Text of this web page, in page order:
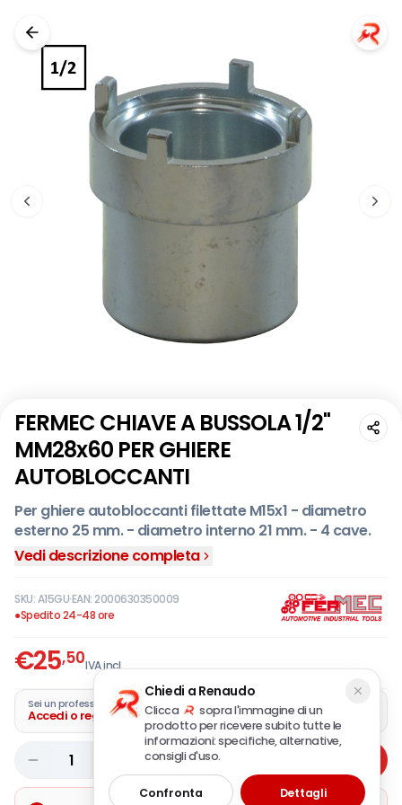
FERMEC CHIAVE A BUSSOLA 1/2"
MM28x60 PER GHIERE
AUTOBLOCCANTI
Per ghiere autobloccanti filettate M15x1 - diametro
esterno 25 mm. - diametro interno 21 mm. - 4 cave.
Vedi descrizione completa
SKU:A15GU·EAN:2000630350009
●Spedito 24-48 ore
€25,50IVA incl.
Sei un professionista?
Accedi o registra la tua azienda
1
Chiedi a Renaudo
Clicca
sopra l'immagine di un
prodotto per ricevere subito tutte le
informazioni: specifiche, alternative,
consigli d'uso.
Confronta Dettagli